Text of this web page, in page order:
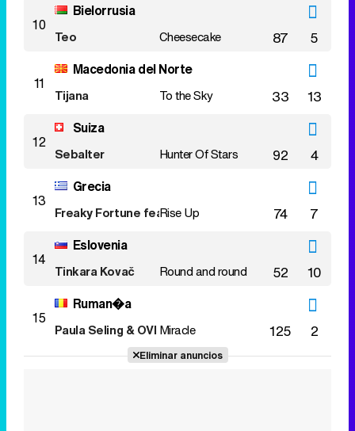
10
Bielorrusia
Teo Cheesecake 87 5
11
Macedonia del Norte
Tijana To the Sky 33 13
12
Suiza
Sebalter Hunter Of Stars 92 4
13
Grecia
Freaky Fortune feat. RiskyKidd
Rise Up 74 7
14
Eslovenia
Tinkara Kovač Round and round 52 10
15
Ruman�a
Paula Seling & OVI Miracle 125 2
Eliminar anuncios